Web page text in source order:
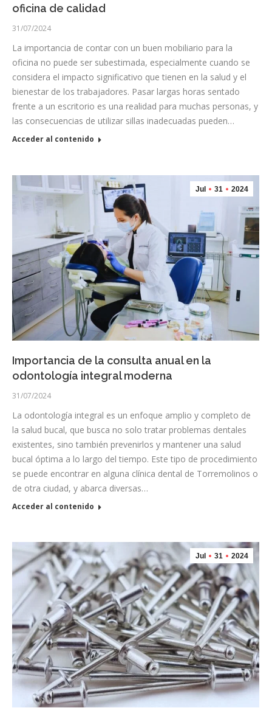
oficina de calidad
31/07/2024
La importancia de contar con un buen mobiliario para la
oficina no puede ser subestimada, especialmente cuando se
considera el impacto significativo que tienen en la salud y el
bienestar de los trabajadores. Pasar largas horas sentado
frente a un escritorio es una realidad para muchas personas, y
las consecuencias de utilizar sillas inadecuadas pueden…
Acceder al contenido
Jul 31 2024
Importancia de la consulta anual en la
odontología integral moderna
31/07/2024
La odontología integral es un enfoque amplio y completo de
la salud bucal, que busca no solo tratar problemas dentales
existentes, sino también prevenirlos y mantener una salud
bucal óptima a lo largo del tiempo. Este tipo de procedimiento
se puede encontrar en alguna clínica dental de Torremolinos o
de otra ciudad, y abarca diversas…
Acceder al contenido
Jul 31 2024